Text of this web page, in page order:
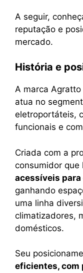
A seguir,
reputação e
mercado.
História e
A marca
atua no
eletroportáteis,
funcionais e
Criada com a
consumidor que
acessíveis para
ganhando
uma linha
climatizadores,
domésticos.
Seu
eficientes, com